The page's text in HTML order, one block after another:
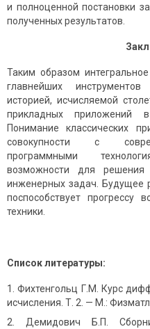
и полноценной постановки
полученных результатов.
Таким образом
главнейших
историей, исчисляемой
прикладных приложений
Понимание классических
совокупности с
программными
возможности для
инженерных задач. Будущее
поспособствует прогрессу
техники.
Список литературы:
Фихтенгольц Г.М. Курс
исчисления. Т. 2. — М.:
Демидович Б.П.